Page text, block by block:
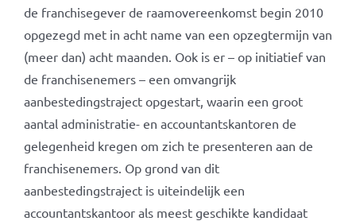
de franchisegever de raamovereenkomst begin 2010
opgezegd met in acht name van een opzegtermijn van
(meer dan) acht maanden. Ook is er – op initiatief van
de franchisenemers – een omvangrijk
aanbestedingstraject opgestart, waarin een groot
aantal administratie- en accountantskantoren de
gelegenheid kregen om zich te presenteren aan de
franchisenemers. Op grond van dit
aanbestedingstraject is uiteindelijk een
accountantskantoor als meest geschikte kandidaat